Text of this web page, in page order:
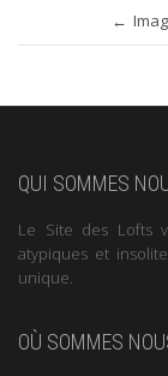
QUI SOMMES
Le Site des Lofts
atypiques et
unique.
OÙ SOMMES